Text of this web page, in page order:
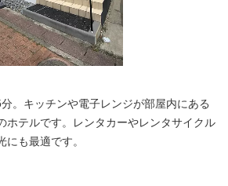
。キッチンや電子レンジが部屋内にある
ホテルです。レンタカーやレンタサイクル
も最適です。